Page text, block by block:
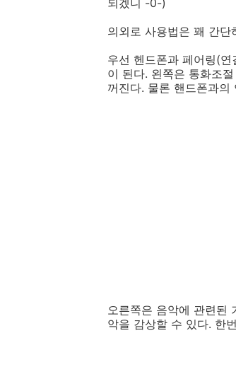
되겠니 -0-)
의외로 사용법은 꽤 간단
우선 헨드폰과 페어링(
이 된다. 왼쪽은 통화조
꺼진다. 물론 핸드폰과의
오른쪽은 음악에 관련된
악을 감상할 수 있다. 한